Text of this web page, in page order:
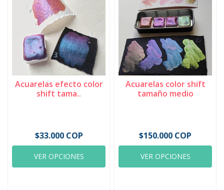
Acuarelas efecto color
shift tama..
$33.000 COP
VER OPCIONES
Acuarelas color shift
tamaño medio
$150.000 COP
VER OPCIONES